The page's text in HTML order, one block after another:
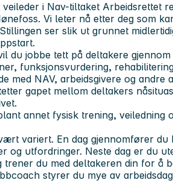
i Nav-tiltaket Arbeidsrettet
Vi leter nå etter deg som
ser slik ut grunnet
du jobbe tett på deltakere
funksjonsvurdering,
med NAV, arbeidsgivere og
gapet mellom deltakers
annet fysisk trening, veiledning
variert. En dag gjennomfører
og utfordringer. Neste dag er du
trener du med deltakeren din for å
styrer du mye av